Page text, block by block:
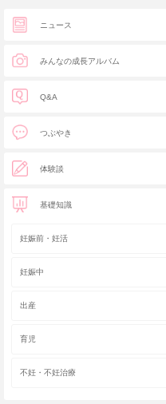
ニュース
みんなの成長アルバム
Q&A
つぶやき
体験談
基礎知識
妊娠前・妊活
妊娠中
出産
育児
不妊・不妊治療